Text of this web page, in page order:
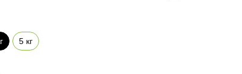
5 кг